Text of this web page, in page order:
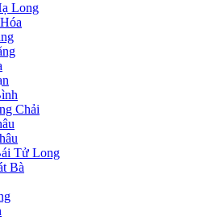
Long
Chải
Tử Long
Bà